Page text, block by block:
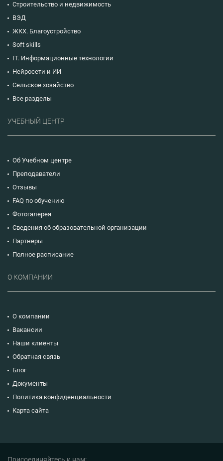
Строительство и недвижимость
ВЭД
ЖКХ. Благоустройство
Soft skills
IT. Информационные технологии
Нейросети и ИИ
Сельское хозяйство
Все разделы
УЧЕБНЫЙ ЦЕНТР
Об Учебном центре
Преподаватели
Отзывы
FAQ по обучению
Фотогалерея
Сведения об образовательной организации
Партнеры
Полное расписание
О КОМПАНИИ
О компании
Вакансии
Наши клиенты
Обратная связь
Блог
Документы
Политика конфиденциальности
Карта сайта